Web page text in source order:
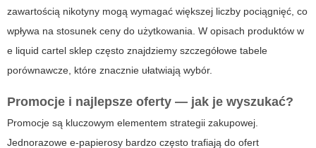
zawartością nikotyny mogą wymagać większej liczby pociągnięć, co
wpływa na stosunek ceny do użytkowania. W opisach produktów w
e liquid cartel sklep często znajdziemy szczegółowe tabele
porównawcze, które znacznie ułatwiają wybór.
Promocje i najlepsze oferty — jak je wyszukać?
Promocje są kluczowym elementem strategii zakupowej.
Jednorazowe e-papierosy bardzo często trafiają do ofert